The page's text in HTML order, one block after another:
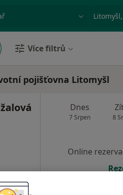
nemoc nebo příjmení Město
Více filtrů
pojišťovna Litomyšl
•Mapa
Dnes
7 Srpen 8
Online